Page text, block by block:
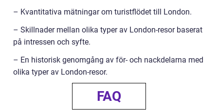
– Kvantitativa mätningar om turistflödet till London.
– Skillnader mellan olika typer av London-resor baserat
på intressen och syfte.
– En historisk genomgång av för- och nackdelarna med
olika typer av London-resor.
FAQ